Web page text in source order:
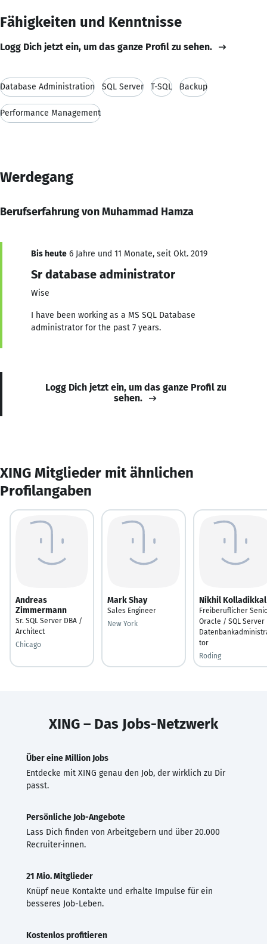
Fähigkeiten und Kenntnisse
Logg Dich jetzt ein, um das ganze Profil zu sehen.
Database Administration SQL Server T-SQL Backup
Performance Management
Werdegang
Berufserfahrung von Muhammad Hamza
Bis heute 6 Jahre und 11 Monate, seit Okt. 2019
Sr database administrator
Wise
I have been working as a MS SQL Database
administrator for the past 7 years.
Logg Dich jetzt ein, um das ganze Profil zu
sehen.
XING Mitglieder mit ähnlichen
Profilangaben
Andreas
Zimmermann
Sr. SQL Server DBA /
Architect
Chicago
Mark Shay
Sales Engineer
New York
Nikhil Kolladikkal
Freiberuflicher
Oracle / SQL Server
tor
Roding
XING – Das Jobs-Netzwerk
Über eine Million Jobs
Entdecke mit XING genau den Job, der wirklich zu Dir
passt.
Persönliche Job-Angebote
Lass Dich finden von Arbeitgebern und über 20.000
Recruiter·innen.
21 Mio. Mitglieder
Knüpf neue Kontakte und erhalte Impulse für ein
besseres Job-Leben.
Kostenlos profitieren